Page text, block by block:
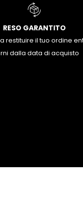
RESO GARANTITO
restituire il tuo ordine
dalla data di acquisto